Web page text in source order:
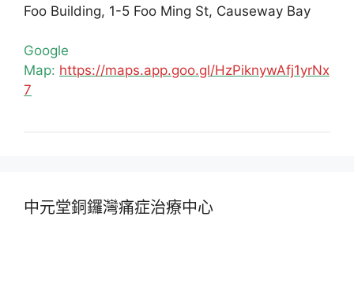
Foo Building, 1-5 Foo Ming St, Causeway Bay
Google
Map: https://maps.app.goo.gl/HzPiknywAfj1yrNx
7
中元堂銅鑼灣痛症治療中心